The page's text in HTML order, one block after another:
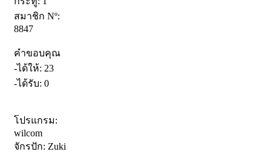
สมาชิก Nº:
8847
คำขอบคุณ
-ได้ให้: 23
-ได้รับ: 0
โปรแกรม:
wilcom
จักรปัก: Zuki